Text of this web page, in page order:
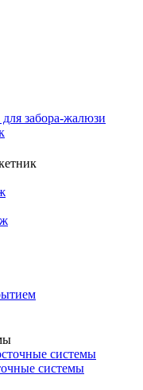
забора-жалюзи
системы
системы